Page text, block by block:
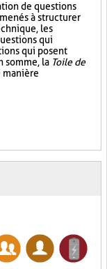
de questions
à structurer
les
qui
qui posent
somme, la Toile de
manière